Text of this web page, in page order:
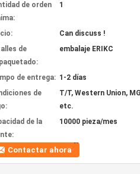
de orden
1
Can discuss !
de
embalaje ERIKC
de entrega: 1-2 días
de
T/T, Western Union,
etc.
de la
10000 pieza/mes
Contactar ahora